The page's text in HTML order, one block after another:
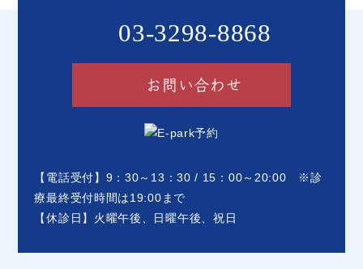
03-3298-8868
お問い合わせ
【電話受付】9：30～13：30 / 15：00～20:00 ※診
療最終受付時間は19:00まで
【休診日】火曜午後、日曜午後、祝日